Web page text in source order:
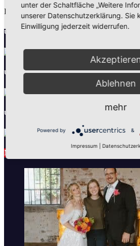
Du musst angemeldet sein, um einen
Unsere Partner
Unsere Partner
Unsere Partner
Neues aus Unternehmen
unter der Schaltfläche „Weitere
unserer Datenschutzerklärung. Sie
Einwilligung jederzeit widerrufen.
Ablehnen
mehr
Powered by &
Impressum